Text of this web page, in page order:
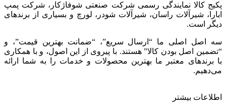
پکیج کالا نمایندگی رسمی شرکت صنعتی شوفاژکار، شرکت پمپ
ابارا، شیرآلات راسان، شیرآلات شودر، لورچ و بسیاری از برندهای
دیگر است.
سه اصل اصلی ما “ارسال سریع”، “ضمانت بهترین قیمت”، و
“تضمین اصل بودن کالا” هستند. با پیروی از این اصول، و با همکاری
با برندهای معتبر ما بهترین محصولات و خدمات را به شما ارائه
می‌دهیم.
اطلاعات بیشتر